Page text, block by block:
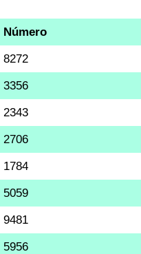
Número
8272
3356
2343
2706
1784
5059
9481
5956